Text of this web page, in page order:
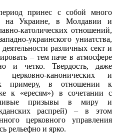
принес с собой много
на Украине, в Молдавии и
католических отношений,
украинского униатства,
различных сект и
– тем паче в атмосфере
и четко. Твердость, даже
канонических и
(к примеру, в отношении к
к «ересям») в сочетании с
призывы в миру и
распрей) – в этом
церковного управления
рельефно и ярко.